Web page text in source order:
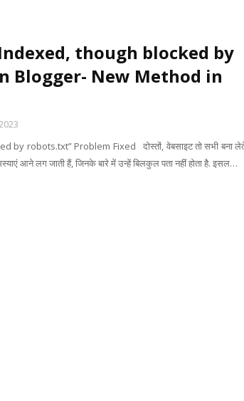
though blocked by
Blogger- New Method in
by robots.txt” Problem Fixed दोस्तों, वेबसाइट तो सभी बना
आने लग जाती हैं, जिनके बारे में उन्हें बिलकुल पता नहीं होता है. इसल…